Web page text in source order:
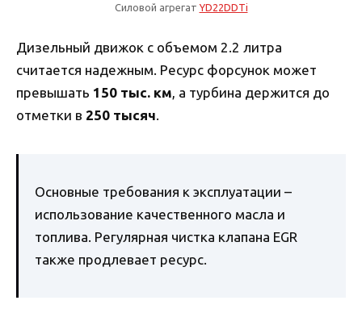
Силовой агрегат YD22DDTi
Дизельный движок с объемом 2.2 литра
считается надежным. Ресурс форсунок может
превышать 150 тыс. км, а турбина держится до
отметки в 250 тысяч.
Основные требования к эксплуатации –
использование качественного масла и
топлива. Регулярная чистка клапана EGR
также продлевает ресурс.